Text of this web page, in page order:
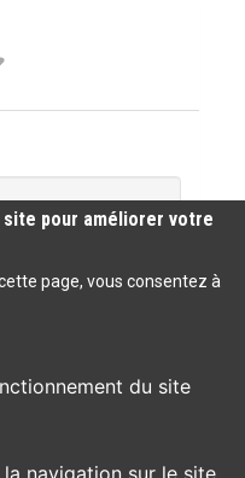
été trouvé
conforme
pour améliorer votre
page, vous consentez à
du site
navigation sur le site